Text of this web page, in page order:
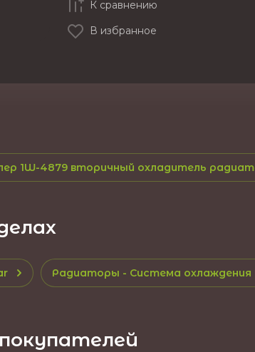
К сравнению
В избранное
1W-4879 вторичный охладитель
Радиаторы - Система охлаждения